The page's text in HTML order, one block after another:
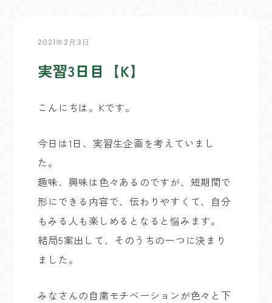
2021年2月3日
実習3日目【K】
こんにちは。Kです。
今日は1日、実習生企画を考えていまし
た。
趣味、興味は色々あるのですが、短期間で
形にできる内容で、伝わりやすくて、自分
もみる人も楽しめるとなると悩みます。
結局5案出して、そのうちの一つに決まり
ました。
みなさんの自粛モチベーションが色々と下